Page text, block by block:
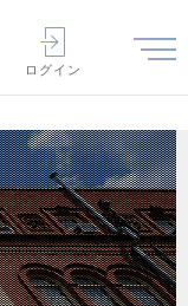
ログイン